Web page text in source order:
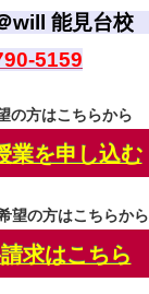
will 能見台校
5159
の方はこちらから
業を申し込む
望の方はこちらから
求はこちら